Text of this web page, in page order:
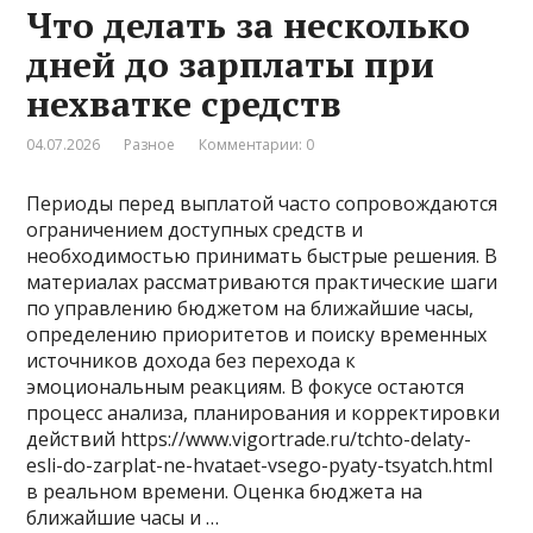
Что делать за несколько
дней до зарплаты при
нехватке средств
04.07.2026 Разное Комментарии: 0
Периоды перед выплатой часто сопровождаются
ограничением доступных средств и
необходимостью принимать быстрые решения. В
материалах рассматриваются практические шаги
по управлению бюджетом на ближайшие часы,
определению приоритетов и поиску временных
источников дохода без перехода к
эмоциональным реакциям. В фокусе остаются
процесс анализа, планирования и корректировки
действий https://www.vigortrade.ru/tchto-delaty-
esli-do-zarplat-ne-hvataet-vsego-pyaty-tsyatch.html
в реальном времени. Оценка бюджета на
ближайшие часы и …